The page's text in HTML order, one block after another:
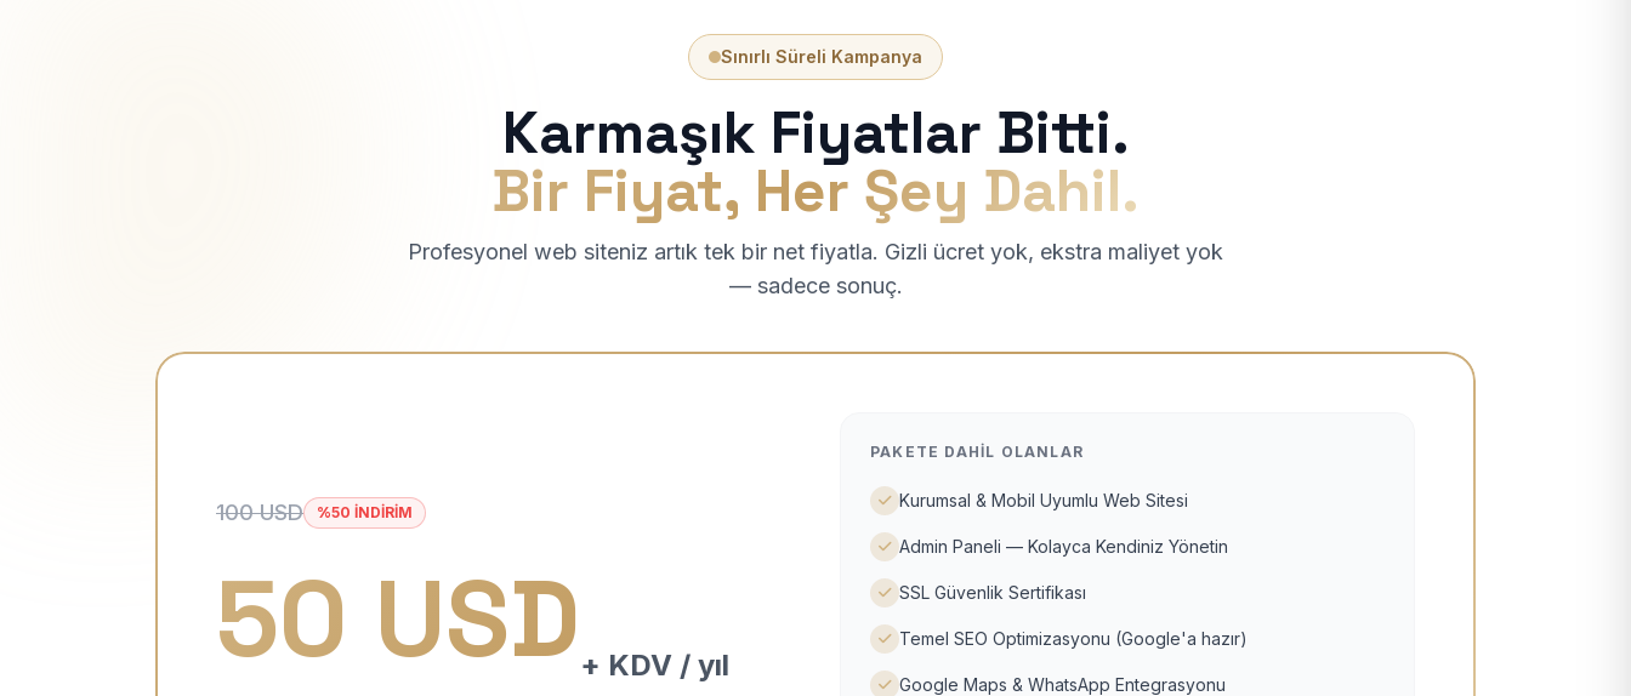
Sınırlı Süreli Kampanya
Karmaşık Fiyatlar Bitti.
Bir Fiyat, Her Şey Dahil.
Profesyonel web siteniz artık tek bir net fiyatla. Gizli ücret yok, ekstra maliyet yok
— sadece sonuç.
100 USD %50 İNDİRİM
50 USD + KDV / yıl
PAKETE DAHIL OLANLAR
Kurumsal & Mobil Uyumlu Web Sitesi
Admin Paneli — Kolayca Kendiniz Yönetin
SSL Güvenlik Sertifikası
Temel SEO Optimizasyonu (Google'a hazır)
Google Maps & WhatsApp Entegrasyonu